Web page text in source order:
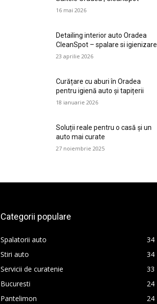
16 mai 2026
Detailing interior auto Oradea
CleanSpot – spalare si igienizare
23 aprilie 2026
Curățare cu aburi în Oradea
pentru igienă auto și tapițerii
18 ianuarie 2026
Soluții reale pentru o casă și un
auto mai curate
27 noiembrie 2025
Categorii populare
Spalatorii auto
34
Stiri auto
34
Servicii de curatenie
33
Bucuresti
24
Pantelimon
24